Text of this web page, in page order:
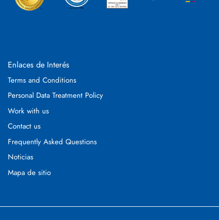
Enlaces de Interés
Terms and Conditions
Personal Data Treatment Policy
Work with us
Contact us
Frequently Asked Questions
Noticias
Mapa de sitio